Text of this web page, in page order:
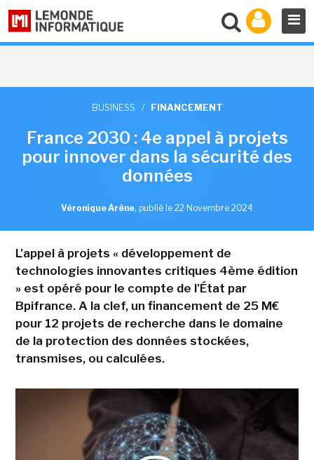
BUSINESS / FINANCEMENT
France 2030 : 4e appel à projets
pour innover dans la sécurité des
données
Véronique Arène, publié le 22 Novembre 2024
L'appel à projets « développement de
technologies innovantes critiques 4ème édition
» est opéré pour le compte de l'État par
Bpifrance. A la clef, un financement de 25 M€
pour 12 projets de recherche dans le domaine
de la protection des données stockées,
transmises, ou calculées.